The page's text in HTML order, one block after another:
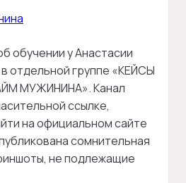
обучении у Анастасии
отдельной группе «КЕЙСЫ
МУЖИНИНА». Канал
ссылке,
на официальном сайте
сомнительная
не подлежащие